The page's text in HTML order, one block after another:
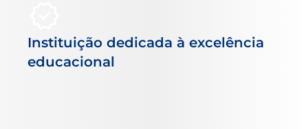
Instituição dedicada à excelência
educacional